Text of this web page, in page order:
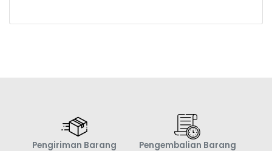
Pengiriman Barang Pengembalian Barang